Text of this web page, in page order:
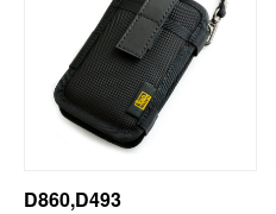
D860,D493